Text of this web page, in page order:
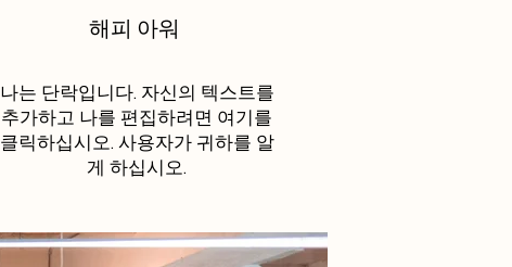
해피 아워
나는 단락입니다. 자신의 텍스트를
추가하고 나를 편집하려면 여기를
클릭하십시오. 사용자가 귀하를 알
게 하십시오.